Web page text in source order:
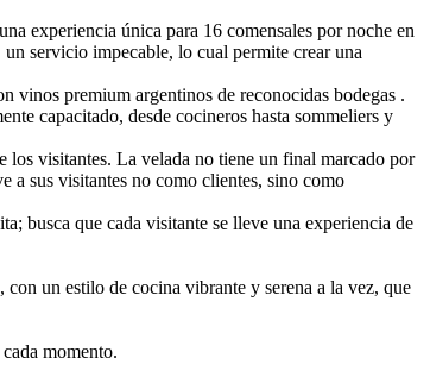
experiencia única para 16 comensales por noche en
un servicio impecable, lo cual permite crear una
vinos premium argentinos de reconocidas bodegas .
capacitado, desde cocineros hasta sommeliers y
los visitantes. La velada no tiene un final marcado por
a sus visitantes no como clientes, sino como
busca que cada visitante se lleve una experiencia de
un estilo de cocina vibrante y serena a la vez, que
momento.